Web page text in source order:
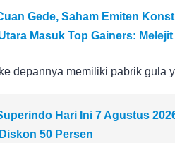
Gede, Saham Emiten
Masuk Top Gainers:
depannya memiliki pabrik gula
Hari Ini 7 Agustus
50 Persen